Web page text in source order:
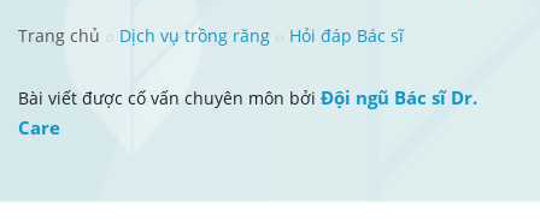
Trang chủ Dịch vụ trồng răng Hỏi đáp Bác sĩ
Bài viết được cố vấn chuyên môn bởi Đội ngũ Bác sĩ Dr.
Care